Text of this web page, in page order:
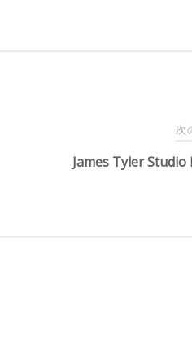
次
James Tyler Studio